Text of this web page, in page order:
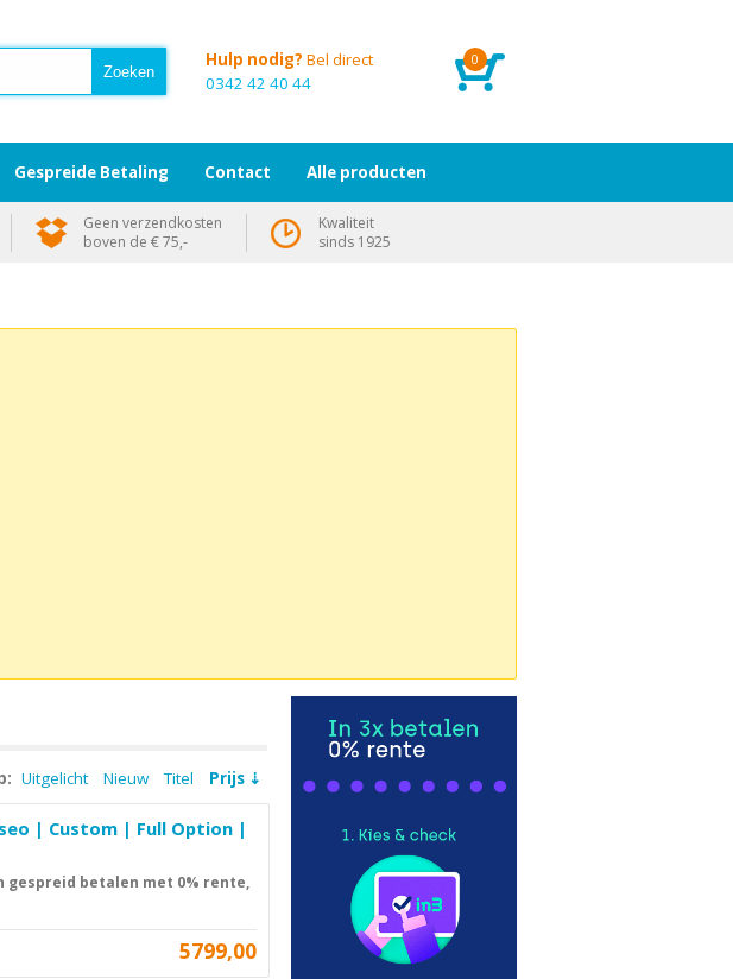
0
Hulp nodig? Bel direct
0342 42 40 44
Uitgelicht Nieuw Titel Prijs
| Custom | Full Option |
gespreid betalen met 0% rente,
5799,00
Gespreide Betaling Contact Alle producten
Geen verzendkosten
boven de € 75,-
Kwaliteit
sinds 1925